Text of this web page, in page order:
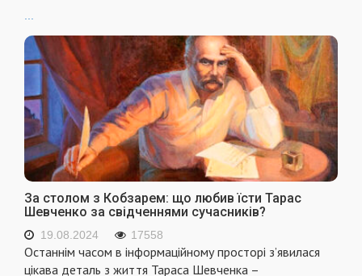
...
За столом з Кобзарем: що любив їсти Тарас
Шевченко за свідченнями сучасників?
19.08.2024 17558
Останнім часом в інформаційному просторі з’явилася
цікава деталь з життя Тараса Шевченка –